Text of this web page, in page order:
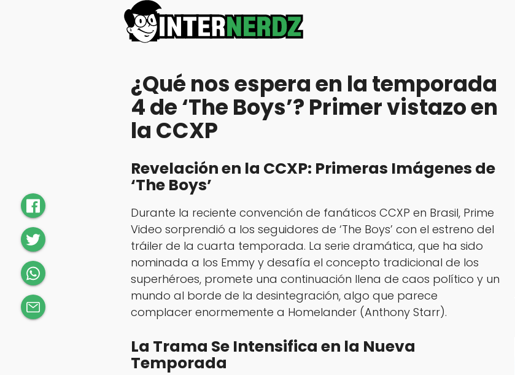
¿Qué nos espera en la temporada
4 de ‘The Boys’? Primer vistazo en
la CCXP
Revelación en la CCXP: Primeras Imágenes de
‘The Boys’
Durante la reciente convención de fanáticos CCXP en Brasil, Prime
Video sorprendió a los seguidores de ‘The Boys’ con el estreno del
tráiler de la cuarta temporada. La serie dramática, que ha sido
nominada a los Emmy y desafía el concepto tradicional de los
superhéroes, promete una continuación llena de caos político y un
mundo al borde de la desintegración, algo que parece
complacer enormemente a Homelander (Anthony Starr).
La Trama Se Intensifica en la Nueva
Temporada